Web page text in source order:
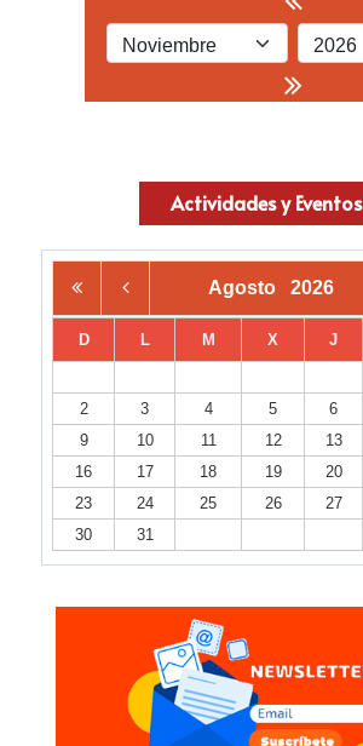
Actividades y Eventos
Agosto 2026
D L M X J
2
3 4 5 6
9
10 11 12 13
16
17 18 19 20
23
24 25 26 27
30
31